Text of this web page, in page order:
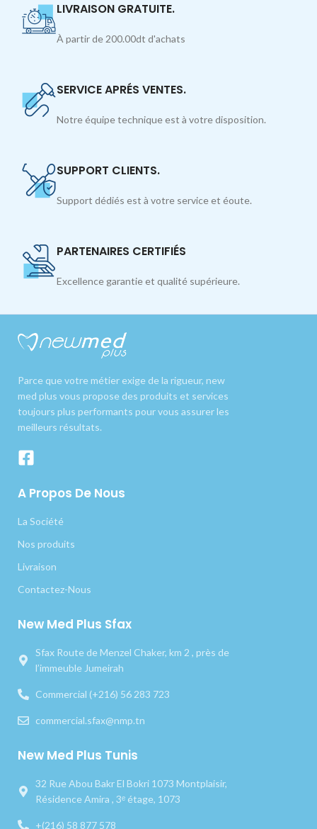
LIVRAISON GRATUITE.
À partir de 200.00dt d'achats
SERVICE APRÉS VENTES.
Notre équipe technique est à votre disposition.
SUPPORT CLIENTS.
Support dédiés est à votre service et éoute.
PARTENAIRES CERTIFIÉS
Excellence garantie et qualité supérieure.
Parce que votre métier exige de la rigueur, new
med plus vous propose des produits et services
toujours plus performants pour vous assurer les
meilleurs résultats.
A Propos De Nous
La Société
Nos produits
Livraison
Contactez-Nous
New Med Plus Sfax
Sfax Route de Menzel Chaker, km 2 , près de
l’immeuble Jumeirah
Commercial (+216) 56 283 723
commercial.sfax@nmp.tn
New Med Plus Tunis
32 Rue Abou Bakr El Bokri 1073 Montplaisir,
Résidence Amira , 3ᵉ étage, 1073
+(216) 58 877 578